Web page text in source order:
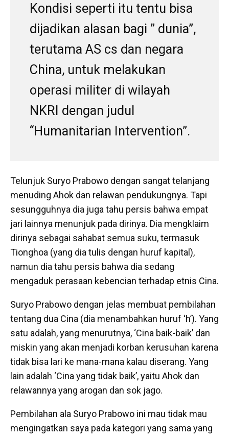
Kondisi seperti itu tentu bisa
dijadikan alasan bagi ” dunia”,
terutama AS cs dan negara
China, untuk melakukan
operasi militer di wilayah
NKRI dengan judul
“Humanitarian Intervention”.
Telunjuk Suryo Prabowo dengan sangat telanjang
menuding Ahok dan relawan pendukungnya. Tapi
sesungguhnya dia juga tahu persis bahwa empat
jari lainnya menunjuk pada dirinya. Dia mengklaim
dirinya sebagai sahabat semua suku, termasuk
Tionghoa (yang dia tulis dengan huruf kapital),
namun dia tahu persis bahwa dia sedang
mengaduk perasaan kebencian terhadap etnis Cina.
Suryo Prabowo dengan jelas membuat pembilahan
tentang dua Cina (dia menambahkan huruf ‘h’). Yang
satu adalah, yang menurutnya, ‘Cina baik-baik’ dan
miskin yang akan menjadi korban kerusuhan karena
tidak bisa lari ke mana-mana kalau diserang. Yang
lain adalah ‘Cina yang tidak baik’, yaitu Ahok dan
relawannya yang arogan dan sok jago.
Pembilahan ala Suryo Prabowo ini mau tidak mau
mengingatkan saya pada kategori yang sama yang